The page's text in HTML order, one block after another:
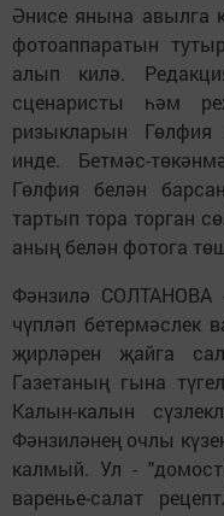
Әнисе янына авылга
фотоаппаратын
алып килә.
сценаристы һәм
ризыкларын Гөлфия
инде. Бетмәс-
Гөлфия белән
тартып тора торган
аның белән фотога
Фәнзилә СОЛТАНОВА
чүпләп бетермәслек
җирләрен җайга
Газетаның гына
Калын-калын
Фәнзиләнең очлы
калмый. Ул -
варенье-салат